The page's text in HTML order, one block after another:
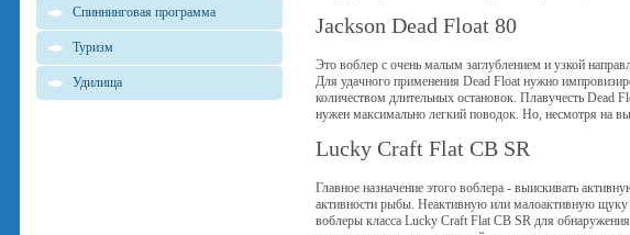
Спиннинговая программа
Туризм
Удилища
Jackson Dead Float 80
Это воблер с очень малым заглублением и узкой
Для удачного применения Dead Float нужно
количеством длительных остановок. Плавучесть Dead
нужен максимально легкий поводок. Но, несмотря на
Lucky Craft Flat CB SR
Главное назначение этого воблера - выискивать
активности рыбы. Неактивную или малоактивную щуку
воблеры класса Lucky Craft Flat CB SR для